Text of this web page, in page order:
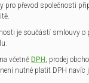
pro převod společnosti
je součástí smlouvy o
včetně DPH , prodej
nutné platit DPH navíc